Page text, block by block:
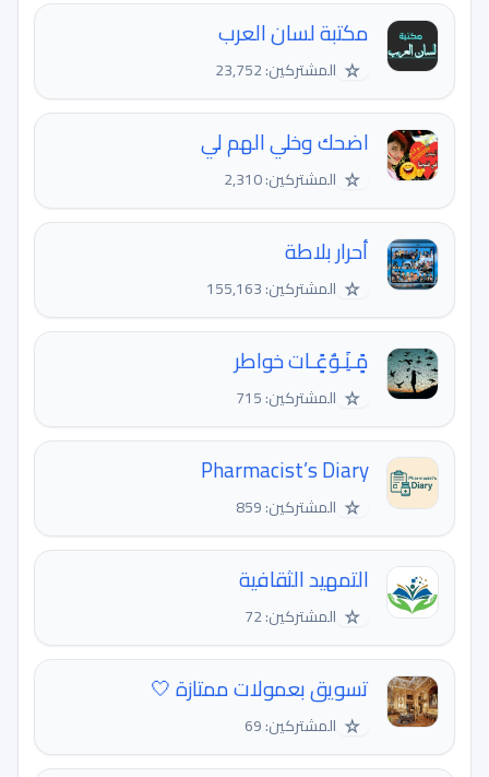
مكتبة لسان العرب
☆ المشتركين: 23,752
اضحك وخلي الهم لي
☆ المشتركين: 2,310
أحرار بلاطة
☆ المشتركين: 155,163
مًٍـنَِـوٌعًٍـات خواطر
☆ المشتركين: 715
Pharmacist’s Diary
☆ المشتركين: 859
التمهيد الثقافية
☆ المشتركين: 72
تسويق بعمولات ممتازة 🤍
☆ المشتركين: 69